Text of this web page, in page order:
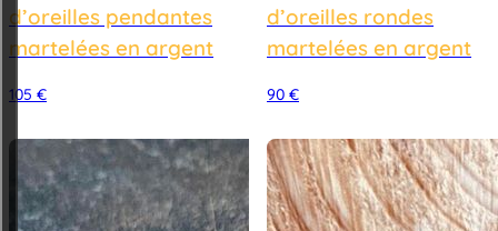
d’oreilles pendantes
martelées en argent
105 €
d’oreilles rondes
martelées en argent
90 €